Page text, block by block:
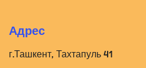
Адрес
г.Ташкент, Тахтапуль 41